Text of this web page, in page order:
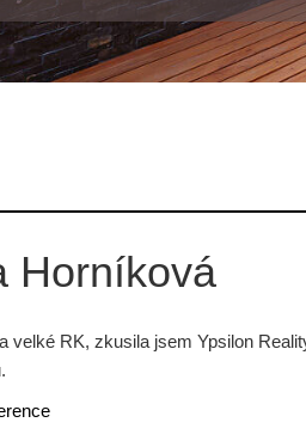
Horníková
velké RK, zkusila jsem Ypsilon